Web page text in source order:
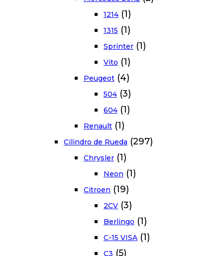
1214 (1)
1315 (1)
Sprinter (1)
Vito (1)
Peugeot (4)
504 (3)
604 (1)
Renault (1)
Cilindro de Rueda (297)
Chrysler (1)
Neon (1)
Citroen (19)
2CV (3)
Berlingo (1)
C-15 VISA (1)
C3 (5)